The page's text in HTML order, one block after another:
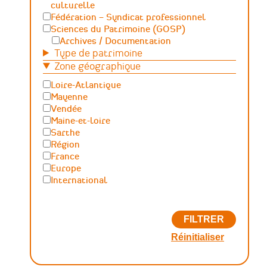
culturelle
Fédération – Syndicat professionnel
Sciences du Patrimoine (GOSP)
Archives / Documentation
Conservation du patrimoine et
archéologie
Relations Publiques (médiation
culturelle et valorisation)
Sciences des matériaux et de l'ingénierie
Type de patrimoine
Zone géographique
Loire-Atlantique
Mayenne
Vendée
Maine-et-loire
Sarthe
Région
France
Europe
International